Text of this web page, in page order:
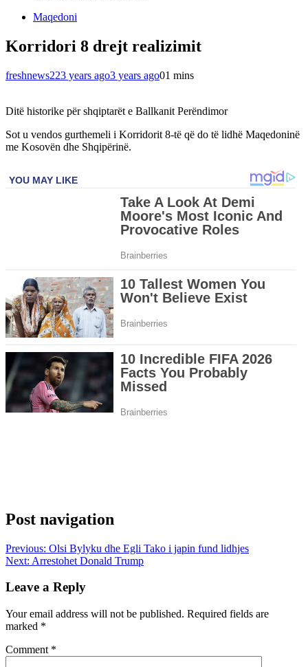
Maqedoni
Korridori 8 drejt realizimit
freshnews223 years ago3 years ago01 mins
Ditë historike për shqiptarët e Ballkanit Perëndimor
Sot u vendos gurthemeli i Korridorit 8-të që do të lidhë Maqedoninë
me Kosovën dhe Shqipërinë.
Post navigation
Previous: Olsi Bylyku dhe Egli Tako i japin fund lidhjes
Next: Arrestohet Donald Trump
Leave a Reply
Your email address will not be published. Required fields are
marked *
Comment *